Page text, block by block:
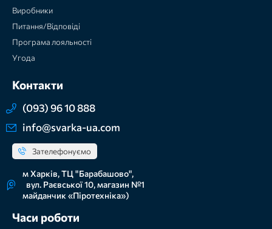
Виробники
Питання/Відповіді
Програма лояльності
Угода
Контакти
(093) 96 10 888
info@svarka-ua.com
Зателефонуємо
м Харків, ТЦ "Барабашово",
вул. Раєвської 10, магазин №1
майданчик «Піротехніка»)
Часи роботи